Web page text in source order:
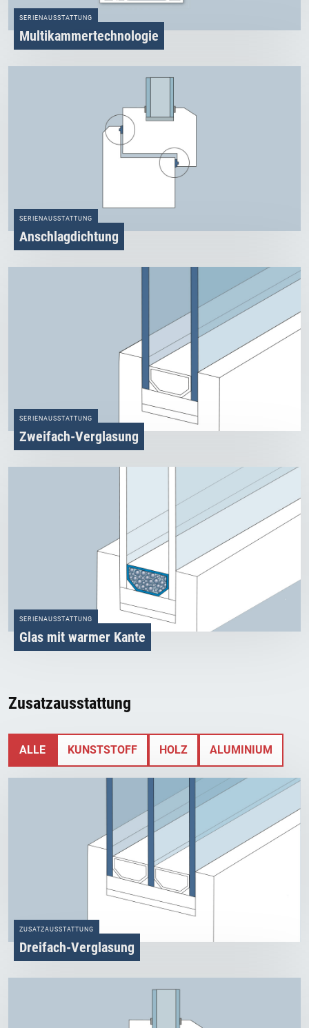
SERIENAUSSTATTUNG
Multikammertechnologie
SERIENAUSSTATTUNG
Anschlagdichtung
SERIENAUSSTATTUNG
Zweifach­-Verglasung
SERIENAUSSTATTUNG
Glas mit warmer Kante
Zusatzausstattung
ALLE KUNSTSTOFF HOLZ ALUMINIUM
ZUSATZAUSSTATTUNG
Dreifach­-Verglasung